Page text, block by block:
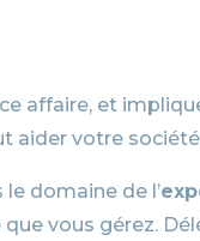
affaire, et
aider votre
domaine de l’
que vous gérez.